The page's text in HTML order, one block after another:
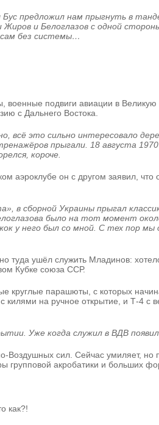
предложил нам прыгнуть в
и Белоглазов с одной
без системы…
подвиги авиации в Великую
с Дальнего Востока.
всё это сильно интересовало
прыгали. 18 августа
короче.
аэроклубе он с другом заявил,
в сборной Украины прыгал
было на тот момент
него был со мной. С тех пор мы
туда ушёл служить Младинов:
Кубке союза ССР.
круглые парашюты, с которых
на ручное открытие, и Т-4 с
Уже когда служил в ВДВ
Воздушных сил. Сейчас умиляет,
групповой акробатики и больших
как?!